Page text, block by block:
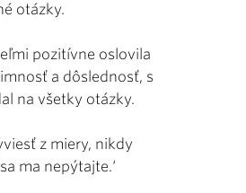
otázky.
pozitívne oslovila
a dôslednosť, s
na všetky otázky.
z miery, nikdy
ma nepýtajte.‘